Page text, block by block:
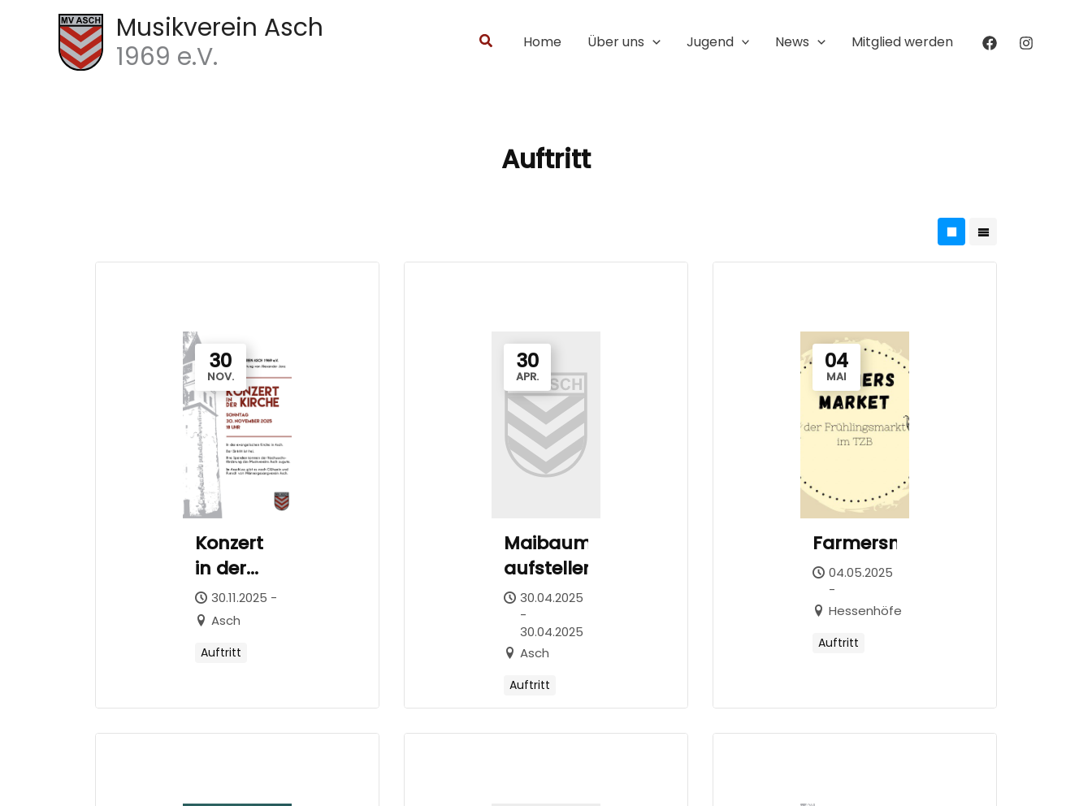
Musikverein Asch
1969 e.V.
SuchenHome Über uns Jugend News Mitglied werden
Auftritt
30
NOV.
Konzert
in der
Kirche
30.11.2025 -
Asch
Auftritt
30
APR.
Maibaum
aufstellen
30.04.2025
-
30.04.2025
Asch
Auftritt
04
MAI
Farmersmarkt
04.05.2025
-
Hessenhöfe
Auftritt